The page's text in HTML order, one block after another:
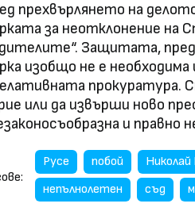
прехвърлянето на
за неотклонение на
Защитата,
изобщо не е
прокуратура.
или да извърши ново
и правно
Русе побой
непълнолетен
съд